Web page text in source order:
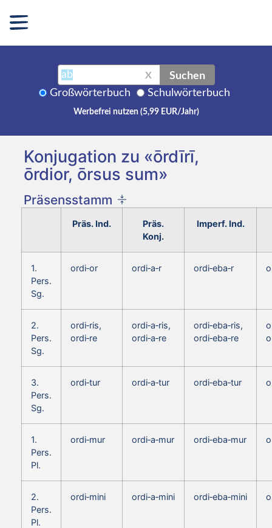
X Suchen
Großwörterbuch Schulwörterbuch
Werbefrei nutzen (5,99 EUR/Jahr)
Konjugation zu «ōrdīrī,
ōrdior, ōrsus sum»
Präsensstamm
Präs. Ind.
Präs.
Konj.
Imperf. Ind.
1.
Pers.
Sg.
ordi‑or ordi‑a‑r ordi‑eba‑r
2.
Pers.
Sg.
ordi‑ris,
ordi‑re
ordi‑a‑ris,
ordi‑a‑re
ordi‑eba‑ris,
ordi‑eba‑re
3.
Pers.
Sg.
ordi‑tur ordi‑a‑tur ordi‑eba‑tur
1.
Pers.
Pl.
ordi‑mur ordi‑a‑mur ordi‑eba‑mur
2.
Pers.
Pl.
ordi‑mini ordi‑a‑mini ordi‑eba‑mini